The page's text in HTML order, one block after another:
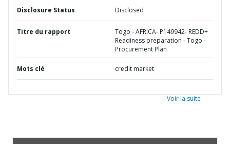
Disclosure Status Disclosed
Titre du rapport
Togo - AFRICA- P149942- REDD+
Readiness preparation - Togo -
Procurement Plan
Mots clé credit market
Voir la suite